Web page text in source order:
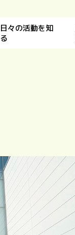
日々の活動を知
る